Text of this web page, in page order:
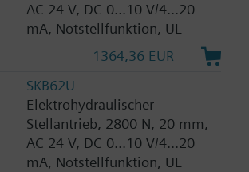
AC 24 V, DC 0...10 V/4...20
mA, Notstellfunktion, UL
1364,36 EUR
SKB62U
Elektrohydraulischer
Stellantrieb, 2800 N, 20 mm,
AC 24 V, DC 0...10 V/4...20
mA, Notstellfunktion, UL